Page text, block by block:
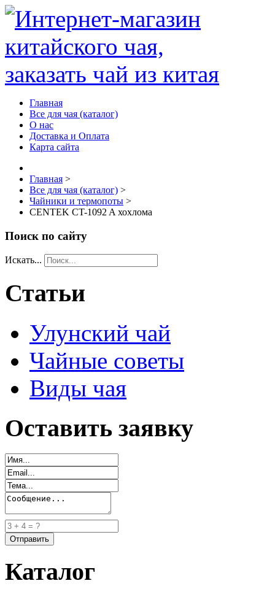
Главная
Все для чая (каталог)
О нас
Доставка и Оплата
Карта сайта
Главная >
Все для чая (каталог) >
Чайники и термопоты >
CENTEK CT-1092 A хохлома
Поиск по сайту
Искать...
Статьи
Улунский чай
Чайные советы
Виды чая
Оставить заявку
Каталог